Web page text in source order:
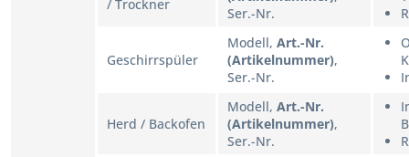
/ Trockner
Ser.-Nr.
Geschirrspüler
Modell, Art.-Nr.
(Artikelnummer),
Ser.-Nr.
Herd / Backofen
Modell, Art.-Nr.
(Artikelnummer),
Ser.-Nr.